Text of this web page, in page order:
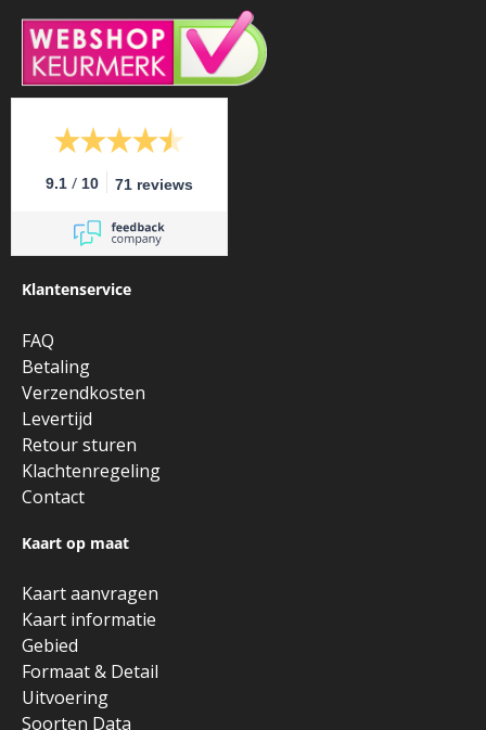
9.1 / 10 71 reviews
Klantenservice
FAQ
Betaling
Verzendkosten
Levertijd
Retour sturen
Klachtenregeling
Contact
Kaart op maat
Kaart aanvragen
Kaart informatie
Gebied
Formaat & Detail
Uitvoering
Soorten Data